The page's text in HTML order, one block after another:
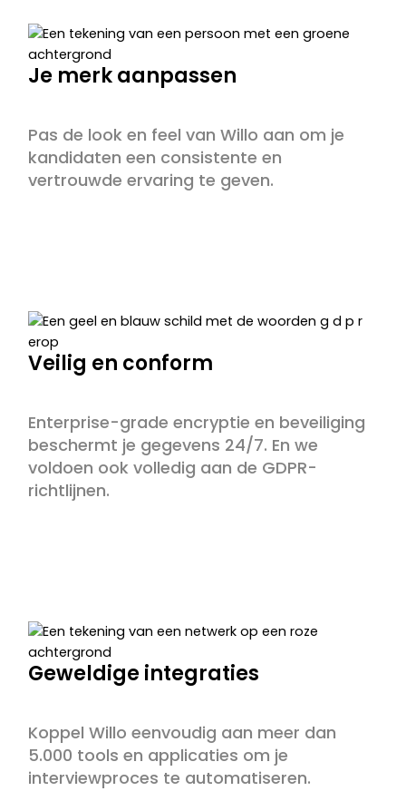
Je merk aanpassen
Pas de look en feel van Willo aan om je
kandidaten een consistente en
vertrouwde ervaring te geven.
Veilig en conform
Enterprise-grade encryptie en beveiliging
beschermt je gegevens 24/7. En we
voldoen ook volledig aan de GDPR-
richtlijnen.
Geweldige integraties
Koppel Willo eenvoudig aan meer dan
5.000 tools en applicaties om je
interviewproces te automatiseren.